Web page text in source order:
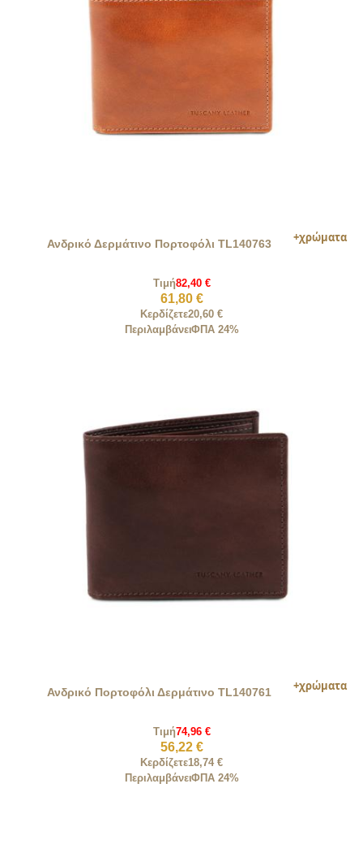
Ανδρικό Δερμάτινο Πορτοφόλι TL140763
Τιμή82,40 €
61,80 €
Κερδίζετε20,60 €
ΠεριλαμβάνειΦΠΑ 24%
Ανδρικό Πορτοφόλι Δερμάτινο TL140761
Τιμή74,96 €
56,22 €
Κερδίζετε18,74 €
ΠεριλαμβάνειΦΠΑ 24%